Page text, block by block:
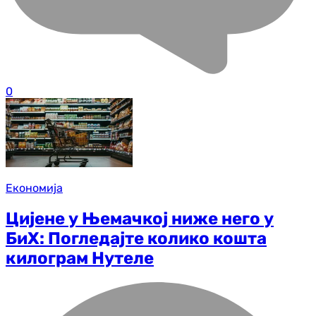
0
Економија
Цијене у Њемачкој ниже него у
БиХ: Погледајте колико кошта
килограм Нутеле